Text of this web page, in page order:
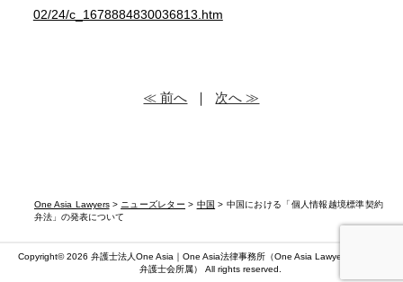
One Asia Lawyers> ニューズレター > 中国 > 中国における「個人情報越境標準契約
弁法」の発表について
02/24/c_1678884830036813.htm
≪ 前へ ｜ 次へ ≫
Copyright© 2026 弁護士法人One Asia｜One Asia法律事務所（One Asia Lawyers
弁護士会所属） All rights reserved.